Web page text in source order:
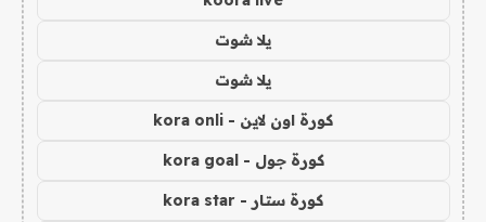
يلا شوت
يلا شوت
كورة اون لاين - kora onli
كورة جول - kora goal
كورة ستار - kora star